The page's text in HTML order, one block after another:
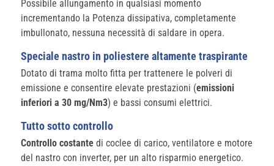
Possibile allungamento in qualsiasi momento
incrementando la Potenza dissipativa, completamente
imbullonato, nessuna necessità di saldare in opera.
Speciale nastro in poliestere altamente traspirante
Dotato di trama molto fitta per trattenere le polveri di
emissione e consentire elevate prestazioni (emissioni
inferiori a 30 mg/Nm3) e bassi consumi elettrici.
Tutto sotto controllo
Controllo costante di coclee di carico, ventilatore e motore
del nastro con inverter, per un alto risparmio energetico.